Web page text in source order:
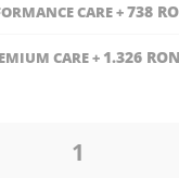
CARE+738
CARE+ 1.326 RON